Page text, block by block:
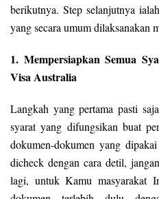
berikutnya. Step selanjutnya
yang secara umum dilaksanakan
1. Mempersiapkan Semua
Visa Australia
Langkah yang pertama pasti
syarat yang difungsikan buat
dokumen-dokumen yang
dicheck dengan cara detil,
lagi, untuk Kamu masyarakat